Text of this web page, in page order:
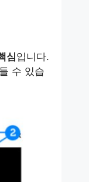
심입니다.
수 있습